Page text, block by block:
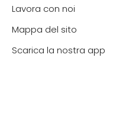
Lavora con noi
Mappa del sito
Scarica la nostra app